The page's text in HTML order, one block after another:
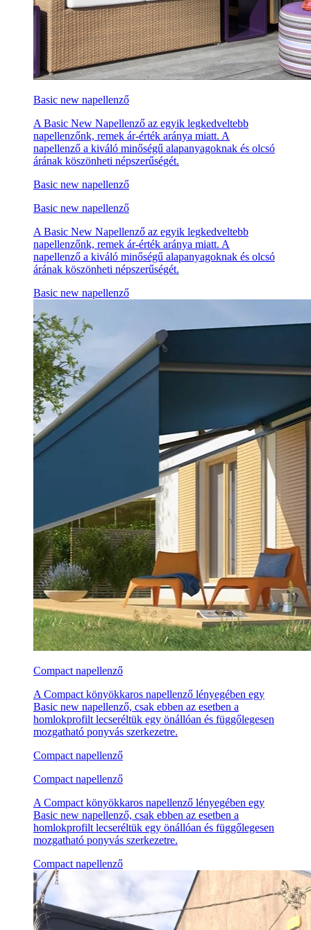
Basic new napellenző
A Basic New Napellenző az egyik legkedveltebb
napellenzőnk, remek ár-érték aránya miatt. A
napellenző a kiváló minőségű alapanyagoknak és olcsó
árának köszönheti népszerűségét.
Basic new napellenző
Basic new napellenző
A Basic New Napellenző az egyik legkedveltebb
napellenzőnk, remek ár-érték aránya miatt. A
napellenző a kiváló minőségű alapanyagoknak és olcsó
árának köszönheti népszerűségét.
Basic new napellenző
Compact napellenző
A Compact könyökkaros napellenző lényegében egy
Basic new napellenző, csak ebben az esetben a
homlokprofilt lecseréltük egy önállóan és függőlegesen
mozgatható ponyvás szerkezetre.
Compact napellenző
Compact napellenző
A Compact könyökkaros napellenző lényegében egy
Basic new napellenző, csak ebben az esetben a
homlokprofilt lecseréltük egy önállóan és függőlegesen
mozgatható ponyvás szerkezetre.
Compact napellenző